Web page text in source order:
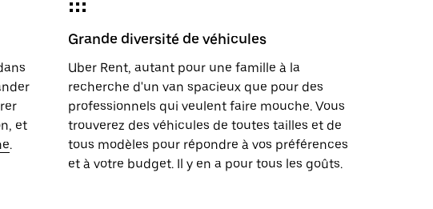
et
.
Grande diversité de véhicules
Uber Rent, autant pour une famille à la
recherche d'un van spacieux que pour des
professionnels qui veulent faire mouche. Vous
trouverez des véhicules de toutes tailles et de
tous modèles pour répondre à vos préférences
et à votre budget. Il y en a pour tous les goûts.